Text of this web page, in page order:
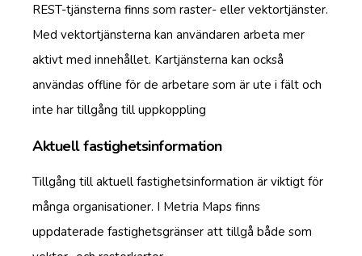
REST-tjänsterna finns som raster- eller vektortjänster.
Med vektortjänsterna kan användaren arbeta mer
aktivt med innehållet. Kartjänsterna kan också
användas offline för de arbetare som är ute i fält och
inte har tillgång till uppkoppling
Aktuell fastighetsinformation
Tillgång till aktuell fastighetsinformation är viktigt för
många organisationer. I Metria Maps finns
uppdaterade fastighetsgränser att tillgå både som